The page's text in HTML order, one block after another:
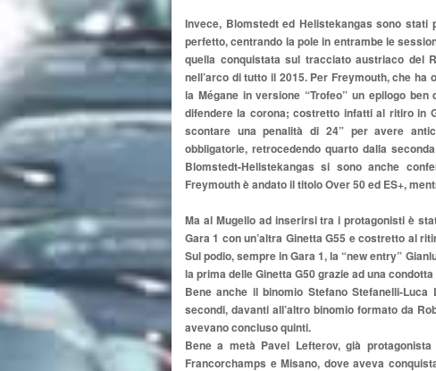
Invece, Blomstedt ed Helistekangas sono
perfetto, centrando la pole in entrambe le
quella conquistata sul tracciato austriaco del
nell’arco di tutto il 2015. Per Freymouth, che
la Mégane in versione “Trofeo” un epilogo
difendere la corona; costretto infatti al ritiro in
scontare una penalità di 24” per avere
obbligatorie, retrocedendo quarto dalla
Blomstedt-Helistekangas si sono anche
Freymouth è andato il titolo Over 50 ed ES+,
Ma al Mugello ad inserirsi tra i protagonisti è
Gara 1 con un’altra Ginetta G55 e costretto al
Sul podio, sempre in Gara 1, la “new entry”
la prima delle Ginetta G50 grazie ad una
Bene anche il binomio Stefano Stefanelli-
secondi, davanti all’altro binomio formato da
avevano concluso quinti.
Bene a metà Pavel Lefterov, già
Francorchamps e Misano, dove aveva